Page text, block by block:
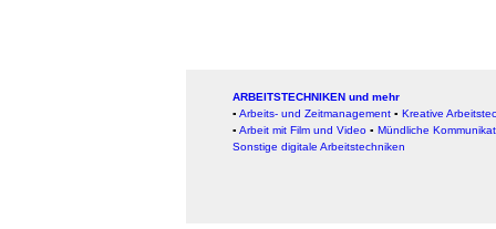
ARBEITSTECHNIKEN und mehr
▪ Arbeits- und Zeitmanagement ▪ Kreative
▪ Arbeit mit Film und Video ▪ Mündliche
Sonstige digitale Arbeitstechniken